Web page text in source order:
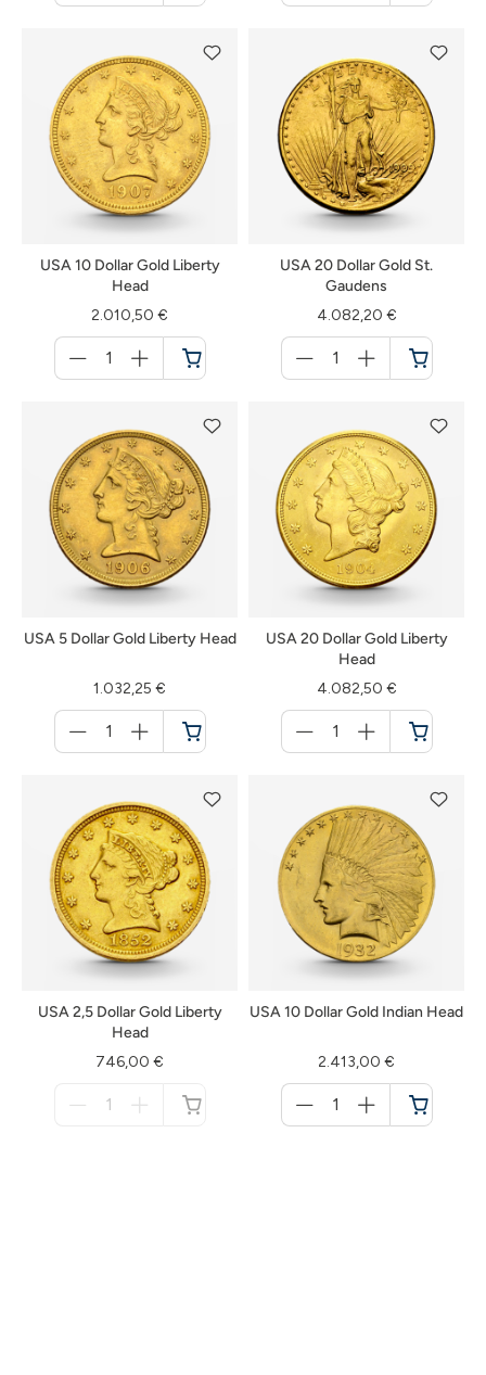
Warenkorb
Warenkorb
USA 10 Dollar Gold Liberty
Head
2.010,50 €
für
Warenkorb
USA 20 Dollar Gold St.
Gaudens
4.082,20 €
für
Warenkorb
USA 5 Dollar Gold Liberty Head
1.032,25 €
für
Warenkorb
USA 20 Dollar Gold Liberty
Head
4.082,50 €
für
Warenkorb
USA 2,5 Dollar Gold Liberty
Head
746,00 €
USA 10 Dollar Gold Indian Head
2.413,00 €
für
Warenkorb